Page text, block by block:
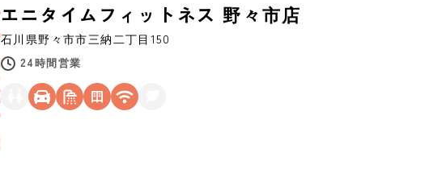
エニタイムフィットネス 野々市店
石川県野々市市三納二丁目150
24時間営業